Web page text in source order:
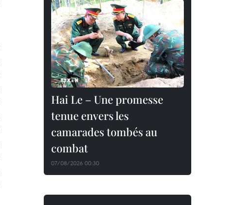
Hai Le – Une promesse
tenue envers les
camarades tombés au
combat
07/08/2026 00:30